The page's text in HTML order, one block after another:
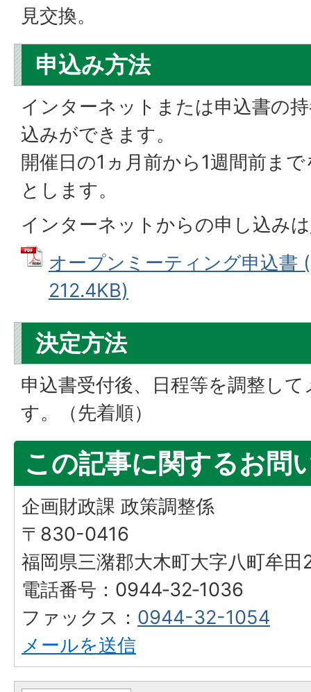
見交換。
申込み方法
インターネットまたは申込書の
込みができます。
開催日の1ヵ月前から1週間前ま
とします。
インターネットからの申し込みは
オープンミーティング申込書
212.4KB)
決定方法
申込書受付後、日程等を調整し
す。（先着順）
この記事に関するお問
企画財政課 政策調整係
〒830-0416
福岡県三潴郡大木町大字八町牟
電話番号：0944‐32‐1036
ファックス： 0944-32-1054
メールを送信